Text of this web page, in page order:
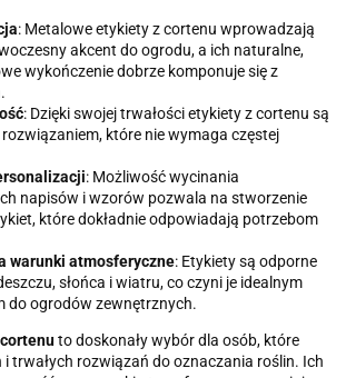
: Metalowe etykiety z cortenu wprowadzają
akcent do ogrodu, a ich naturalne,
wykończenie dobrze komponuje się z
: Dzięki swojej trwałości etykiety z cortenu są
które nie wymaga częstej
: Możliwość wycinania
napisów i wzorów pozwala na stworzenie
które dokładnie odpowiadają potrzebom
warunki atmosferyczne: Etykiety są odporne
słońca i wiatru, co czyni je idealnym
do ogrodów zewnętrznych.
to doskonały wybór dla osób, które
i trwałych rozwiązań do oznaczania roślin. Ich